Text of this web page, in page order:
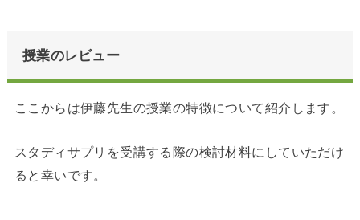
授業のレビュー
ここからは伊藤先生の授業の特徴について紹介します。
スタディサプリを受講する際の検討材料にしていただけ
ると幸いです。